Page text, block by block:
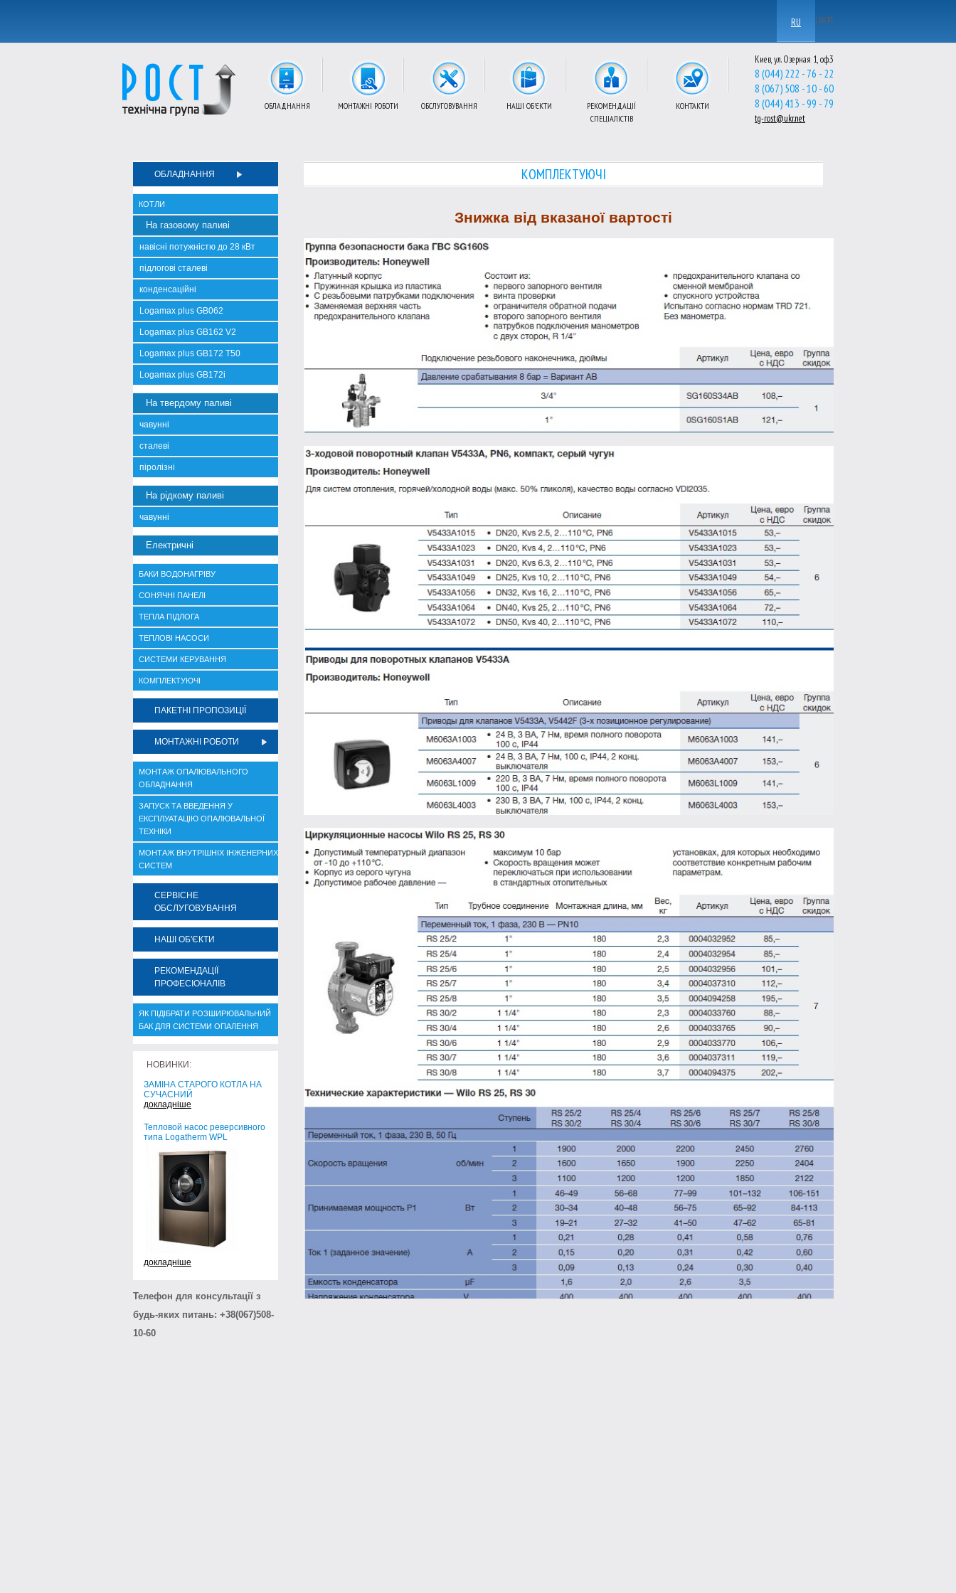
UKR
RU
Киев, ул. Озерная 1, оф.3
8 (044) 222 - 76 - 22
8 (067) 508 - 10 - 60
8 (044) 413 - 99 - 79
tg-rost@ukr.net
ОБЛАДНАННЯ МОНТАЖНІ РОБОТИ ОБСЛУГОВУВАННЯ НАШІ ОБ'ЄКТИ
РЕКОМЕНДАЦІЇ
СПЕЦІАЛІСТІВ
КОНТАКТИ
ОБЛАДНАННЯ
КОТЛИ
На газовому паливі
навісні потужністю до 28 кВт
підлогові сталеві
конденсаційні
Logamax plus GB062
Logamax plus GB162 V2
Logamax plus GB172 T50
Logamax plus GB172i
На твердому паливі
чавунні
сталеві
піролізні
На рідкому паливі
чавунні
Електричні
БАКИ ВОДОНАГРІВУ
СОНЯЧНІ ПАНЕЛІ
ТЕПЛА ПІДЛОГА
ТЕПЛОВІ НАСОСИ
СИСТЕМИ КЕРУВАННЯ
КОМПЛЕКТУЮЧІ
ПАКЕТНІ ПРОПОЗИЦІЇ
МОНТАЖНІ РОБОТИ
МОНТАЖ ОПАЛЮВАЛЬНОГО
ОБЛАДНАННЯ
ЗАПУСК ТА ВВЕДЕННЯ У
ЕКСПЛУАТАЦІЮ ОПАЛЮВАЛЬНОЇ
ТЕХНІКИ
МОНТАЖ ВНУТРІШНІХ ІНЖЕНЕРНИХ
СИСТЕМ
СЕРВІСНЕ
ОБСЛУГОВУВАННЯ
НАШІ ОБ'ЄКТИ
РЕКОМЕНДАЦІЇ
ПРОФЕСІОНАЛІВ
ЯК ПІДІБРАТИ РОЗШИРЮВАЛЬНИЙ
БАК ДЛЯ СИСТЕМИ ОПАЛЕННЯ
НОВИНКИ:
ЗАМІНА СТАРОГО КОТЛА НА
СУЧАСНИЙ
докладніше
Тепловой насос реверсивного
типа Logatherm WPL
докладніше
Телефон для консультації з
будь-яких питань: +38(067)508-
10-60
КОМПЛЕКТУЮЧІ
Знижка від вказаної вартості